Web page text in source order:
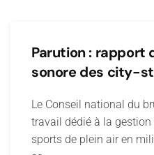
Parution : rapport
sonore des city-
Le Conseil national du
travail dédié à la gestion
sports de plein air en